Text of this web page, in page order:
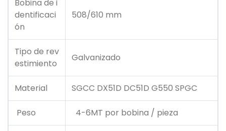
Bobina de i
dentificaci
ón
508/610 mm
Tipo de rev
estimiento
Galvanizado
Material SGCC DX51D DC51D G550 SPGC
Peso 4-6MT por bobina / pieza